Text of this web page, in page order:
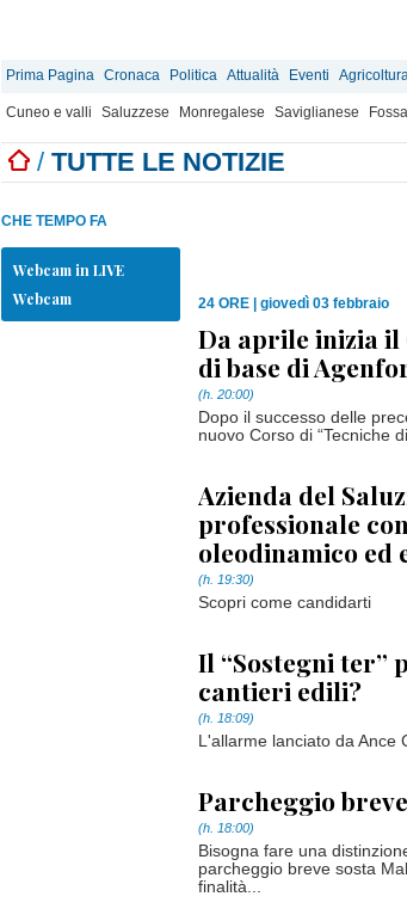
Prima Pagina Cronaca Politica Attualità Eventi
Cuneo e valli Saluzzese Monregalese Saviglianese
/ TUTTE LE NOTIZIE
CHE TEMPO FA
Webcam in LIVE
Webcam
24 ORE giovedì 03 febbraio
Da aprile inizia
di base di
(h. 20:00)
Dopo il successo delle
nuovo Corso di “Tecniche
Azienda del
professionale
oleodinamico ed
(h. 19:30)
Scopri come candidarti
Il “Sostegni ter”
cantieri edili?
(h. 18:09)
L'allarme lanciato da Ance
Parcheggio
(h. 18:00)
Bisogna fare una
parcheggio breve sosta
finalità...